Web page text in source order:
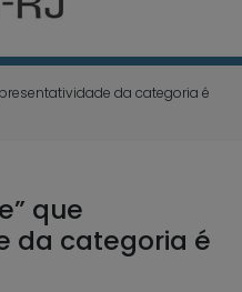
da categoria é
que
da categoria é